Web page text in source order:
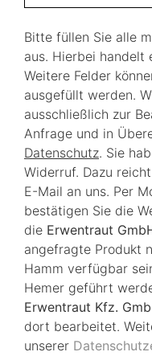
Bitte füllen Sie alle
aus. Hierbei handelt
Weitere Felder
ausgefüllt werden.
ausschließlich zur
Anfrage und in
Datenschutz. Sie
Widerruf. Dazu
E-Mail an uns. Per
bestätigen Sie die
die Erwentraut
angefragte Produkt
Hamm verfügbar
Hemer geführt
Erwentraut Kfz.
dort bearbeitet.
unserer